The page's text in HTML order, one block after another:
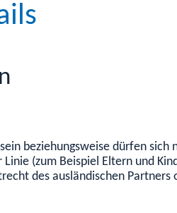
beziehungsweise dürfen
Linie (zum Beispiel Eltern und
des ausländischen